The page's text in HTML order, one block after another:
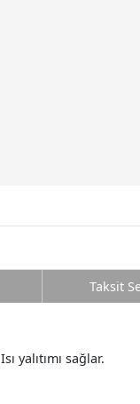
yalıtımı sağlar.
Taksit